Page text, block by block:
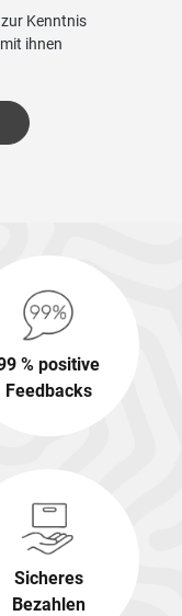
zur Kenntnis
ihnen
% positive
Feedbacks
Sicheres
Bezahlen